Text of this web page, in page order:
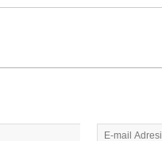
E-mail Adresi